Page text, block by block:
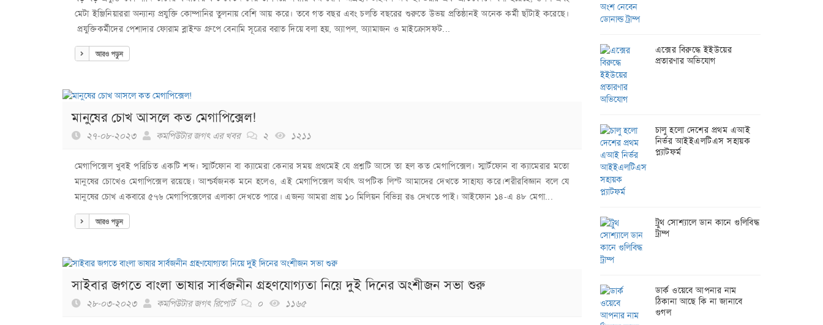
মেটা ইঞ্জিনিয়াররা অন্যান্য প্রযুক্তি কোম্পানির তুলনায় বেশি আয় করে। তবে গত বছর এবং চলতি বছরের শুরুতে উভয় প্রতিষ্ঠানই অনেক কর্মী ছাঁটাই করেছে।
প্রযুক্তিকর্মীদের পেশাদার ফোরাম ব্লাইন্ড গ্রুপে বেনামি সূত্রের বরাত দিয়ে বলা হয়, অ্যাপল, অ্যামাজন ও মাইক্রোসফট...
আরও পড়ুন
মানুষের চোখ আসলে কত মেগাপিক্সেল!
২৭-০৮-২০২৩ কমপিউটার জগৎ এর খবর ২ ১২১১
মেগাপিক্সেল খুবই পরিচিত একটি শব্দ। স্মার্টফোন বা ক্যামেরা কেনার সময় প্রথমেই যে প্রশ্নটি আসে তা হল কত মেগাপিক্সেল। স্মার্টফোন বা ক্যামেরার মতো
মানুষের চোখেও মেগাপিক্সেল রয়েছে। আশ্চর্যজনক মনে হলেও, এই মেগাপিক্সেল অর্থাৎ অপটিক লিস্ট আমাদের দেখতে সাহায্য করে।শরীরবিজ্ঞান বলে যে
মানুষের চোখ একবারে ৫৭৬ মেগাপিক্সেলের এলাকা দেখতে পারে। এজন্য আমরা প্রায় ১০ মিলিয়ন বিভিন্ন রঙ দেখতে পাই। আইফোন ১৪-এ ৪৮ মেগা...
আরও পড়ুন
সাইবার জগতে বাংলা ভাষার সার্বজনীন গ্রহণযোগ্যতা নিয়ে দুই দিনের অংশীজন সভা শুরু
২৮-০৩-২০২৩ কমপিউটার জগৎ রিপোর্ট ০ ১১৬৫
এক্সের বিরুদ্ধে ইইউয়ের
প্রতারণার অভিযোগ
চালু হলো দেশের প্রথম এআই
নির্ভর আইইএলটিএস সহায়ক
প্ল্যাটফর্ম
ট্রুথ সোশ্যালে ডান কানে গুলিবিদ্ধ
ট্রাম্প
ডার্ক ওয়েবে আপনার নাম
ঠিকানা আছে কি না জানাবে
গুগল